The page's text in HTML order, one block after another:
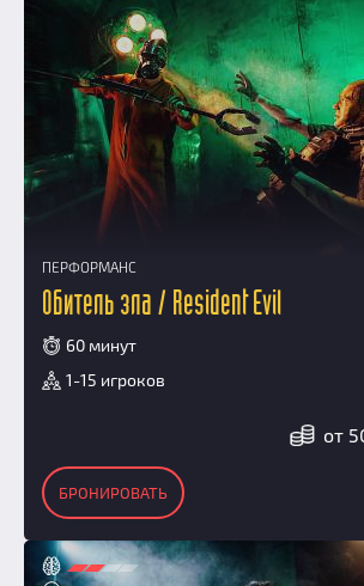
ПЕРФОРМАНС
Обитель зла / Resident Evil
60 минут
1-15 игроков
от
БРОНИРОВАТЬ